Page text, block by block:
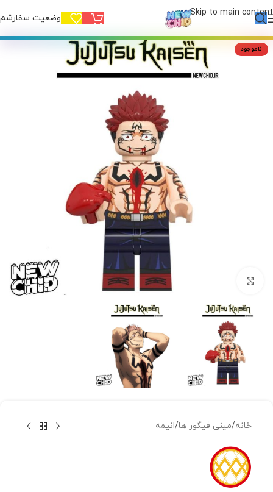
Skip to main content وضعیت
ناموجود
خانه/مینی فیگور ها/انیمه